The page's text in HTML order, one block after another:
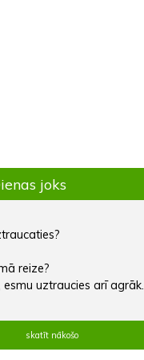
joks
reize?
esmu uztraucies arī agrāk.
skatīt nākošo